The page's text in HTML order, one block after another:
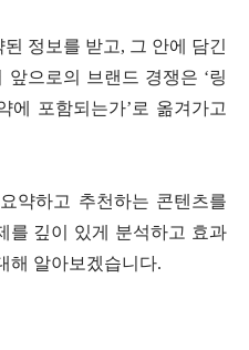
정보를 받고, 그 안에 담긴
으로의 브랜드 경쟁은 ‘링
에 포함되는가’로 옮겨가고
약하고 추천하는 콘텐츠를
를 깊이 있게 분석하고 효과
해 알아보겠습니다.